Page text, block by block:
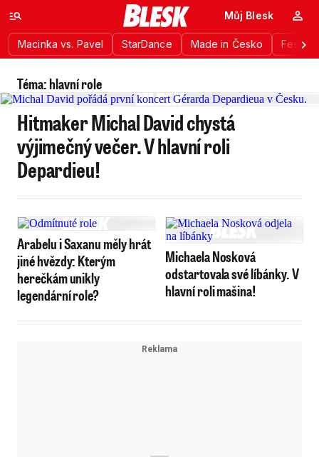
Macinka vs. Pavel StarDance Made in Česko
Můj Blesk
Téma: hlavní role
Hitmaker Michal David chystá
výjimečný večer. V hlavní roli
Depardieu!
Arabelu i Saxanu měly hrát
jiné hvězdy: Kterým
herečkám unikly
legendární role?
Michaela Nosková
odstartovala své líbánky. V
hlavní roli mašina!